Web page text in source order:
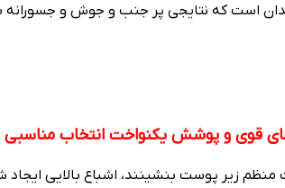
است که نتایجی پر جنب و جوش و جسورانه
قوی و پوشش یکنواخت انتخاب مناسبی
زیر پوست بنشینند، اشباع بالایی